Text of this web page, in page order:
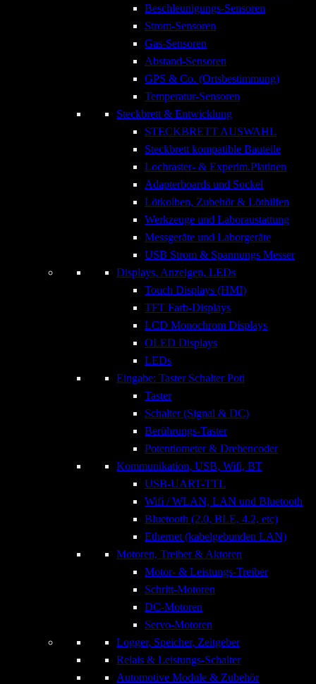
Beschleunigungs-Sensoren
Strom-Sensoren
Gas-Sensoren
Abstand-Sensoren
GPS & Co. (Ortsbestimmung)
Temperatur-Sensoren
Steckbrett & Entwicklung
STECKBRETT AUSWAHL
Steckbrett kompatible Bauteile
Lochraster- & Experim.Platinen
Adapterboards und Sockel
Lötkolben, Zubehör & Löthilfen
Werkzeuge und Laboraustattung
Messgeräte und Laborgeräte
USB Strom & Spannungs Messer
Displays, Anzeigen, LEDs
Touch Displays (HMI)
TFT Farb-Displays
LCD Monochrom Displays
OLED Displays
LEDs
Eingabe: Taster Schalter Poti
Taster
Schalter (Signal & DC)
Berührungs-Taster
Potentiometer & Drehencoder
Kommunikation, USB, Wifi, BT
USB-UART-TTL
Wifi / WLAN, LAN und Bluetooth
Bluetooth (2.0, BLE, 4.2, etc)
Ethernet (kabelgebunden LAN)
Motoren, Treiber & Aktoren
Motor- & Leistungs-Treiber
Schritt-Motoren
DC-Motoren
Servo-Motoren
Logger, Speicher, Zeitgeber
Relais & Leistungs-Schalter
Automotive Module & Zubehör